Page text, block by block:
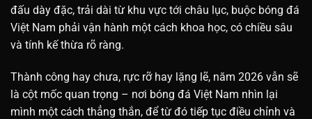
đấu dày đặc, trải dài từ khu vực tới châu lục, buộc bóng đá
Việt Nam phải vận hành một cách khoa học, có chiều sâu
và tính kế thừa rõ ràng.
Thành công hay chưa, rực rỡ hay lặng lẽ, năm 2026 vẫn sẽ
là cột mốc quan trọng – nơi bóng đá Việt Nam nhìn lại
mình một cách thẳng thắn, để từ đó tiếp tục điều chỉnh và